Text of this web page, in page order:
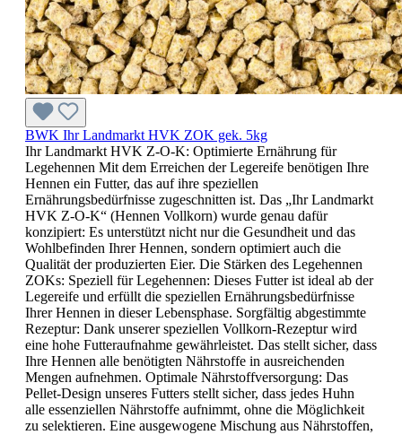
BWK Ihr Landmarkt HVK ZOK gek. 5kg
Ihr Landmarkt HVK Z-O-K: Optimierte Ernährung für
Legehennen Mit dem Erreichen der Legereife benötigen Ihre
Hennen ein Futter, das auf ihre speziellen
Ernährungsbedürfnisse zugeschnitten ist. Das „Ihr Landmarkt
HVK Z-O-K“ (Hennen Vollkorn) wurde genau dafür
konzipiert: Es unterstützt nicht nur die Gesundheit und das
Wohlbefinden Ihrer Hennen, sondern optimiert auch die
Qualität der produzierten Eier. Die Stärken des Legehennen
ZOKs: Speziell für Legehennen: Dieses Futter ist ideal ab der
Legereife und erfüllt die speziellen Ernährungsbedürfnisse
Ihrer Hennen in dieser Lebensphase. Sorgfältig abgestimmte
Rezeptur: Dank unserer speziellen Vollkorn-Rezeptur wird
eine hohe Futteraufnahme gewährleistet. Das stellt sicher, dass
Ihre Hennen alle benötigten Nährstoffe in ausreichenden
Mengen aufnehmen. Optimale Nährstoffversorgung: Das
Pellet-Design unseres Futters stellt sicher, dass jedes Huhn
alle essenziellen Nährstoffe aufnimmt, ohne die Möglichkeit
zu selektieren. Eine ausgewogene Mischung aus Nährstoffen,